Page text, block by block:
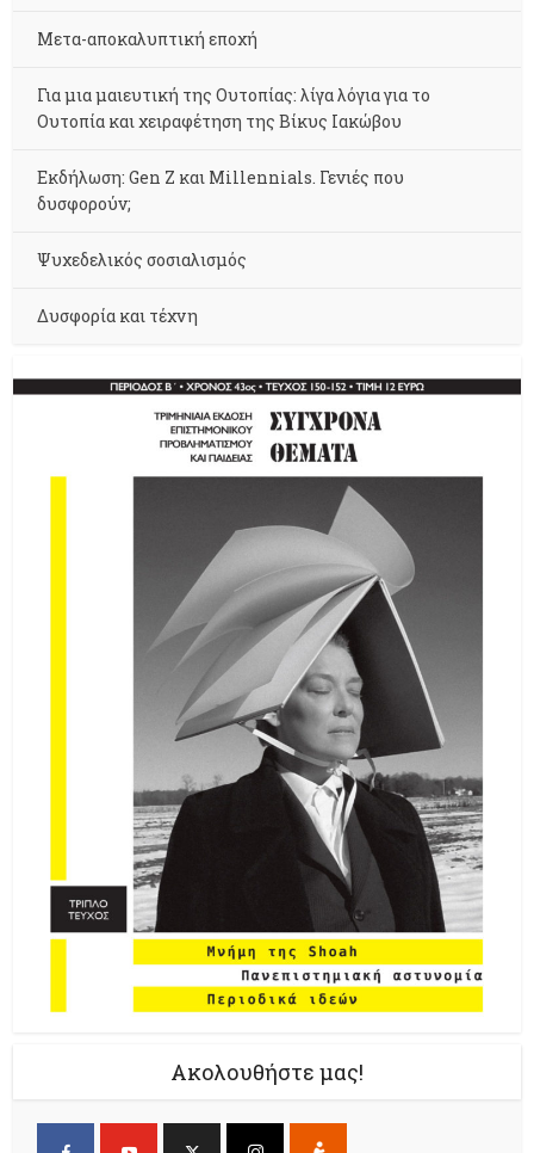
Μετα-αποκαλυπτική εποχή
Για μια μαιευτική της Ουτοπίας: λίγα λόγια για το
Ουτοπία και χειραφέτηση της Βίκυς Ιακώβου
Εκδήλωση: Gen Z και Millennials. Γενιές που
δυσφορούν;
Ψυχεδελικός σοσιαλισμός
Δυσφορία και τέχνη
Ακολουθήστε μας!